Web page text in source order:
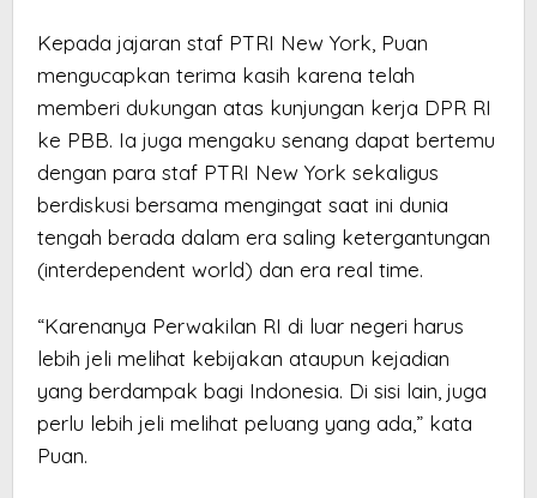
Kepada jajaran staf PTRI New York, Puan
mengucapkan terima kasih karena telah
memberi dukungan atas kunjungan kerja DPR RI
ke PBB. Ia juga mengaku senang dapat bertemu
dengan para staf PTRI New York sekaligus
berdiskusi bersama mengingat saat ini dunia
tengah berada dalam era saling ketergantungan
(interdependent world) dan era real time.
“Karenanya Perwakilan RI di luar negeri harus
lebih jeli melihat kebijakan ataupun kejadian
yang berdampak bagi Indonesia. Di sisi lain, juga
perlu lebih jeli melihat peluang yang ada,” kata
Puan.